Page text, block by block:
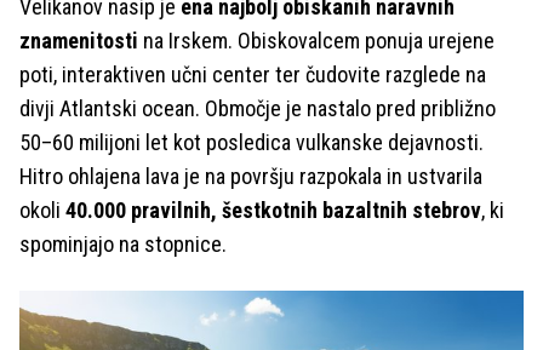
Velikanov nasip je ena najbolj obiskanih naravnih
znamenitosti na Irskem. Obiskovalcem ponuja urejene
poti, interaktiven učni center ter čudovite razglede na
divji Atlantski ocean. Območje je nastalo pred približno
50–60 milijoni let kot posledica vulkanske dejavnosti.
Hitro ohlajena lava je na površju razpokala in ustvarila
okoli 40.000 pravilnih, šestkotnih bazaltnih stebrov, ki
spominjajo na stopnice.